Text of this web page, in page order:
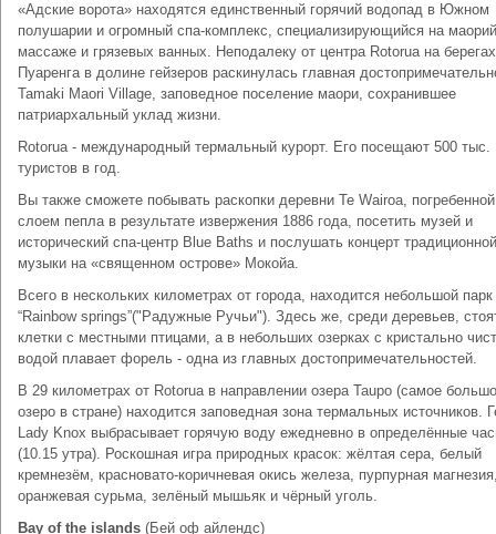
«Адские ворота» находятся единственный горячий водопад в Южном
полушарии и огромный спа-комплекс, специализирующийся на
массаже и грязевых ванных. Неподалеку от центра Rotorua на
Пуаренга в долине гейзеров раскинулась главная
Tamaki Maori Village, заповедное поселение маори, сохранившее
патриархальный уклад жизни.
Rotorua - международный термальный курорт. Его посещают 500 тыс.
туристов в год.
Вы также сможете побывать раскопки деревни Te Wairoa,
слоем пепла в результате извержения 1886 года, посетить музей и
исторический спа-центр Blue Baths и послушать концерт традиционной
музыки на «священном острове» Мокойа.
Всего в нескольких километрах от города, находится небольшой парк
“Rainbow springs”("Радужные Ручьи"). Здесь же, среди деревьев,
клетки с местными птицами, а в небольших озерках с кристально
водой плавает форель - одна из главных достопримечательностей.
В 29 километрах от Rotorua в направлении озера Tauро (самое
озеро в стране) находится заповедная зона термальных источников.
Lady Knox выбрасывает горячую воду ежедневно в определённые
(10.15 утра). Роскошная игра природных красок: жёлтая сера, белый
кремнезём, красновато-коричневая окись железа, пурпурная
оранжевая сурьма, зелёный мышьяк и чёрный уголь.
Bay of the islands (Бей оф айлендс)